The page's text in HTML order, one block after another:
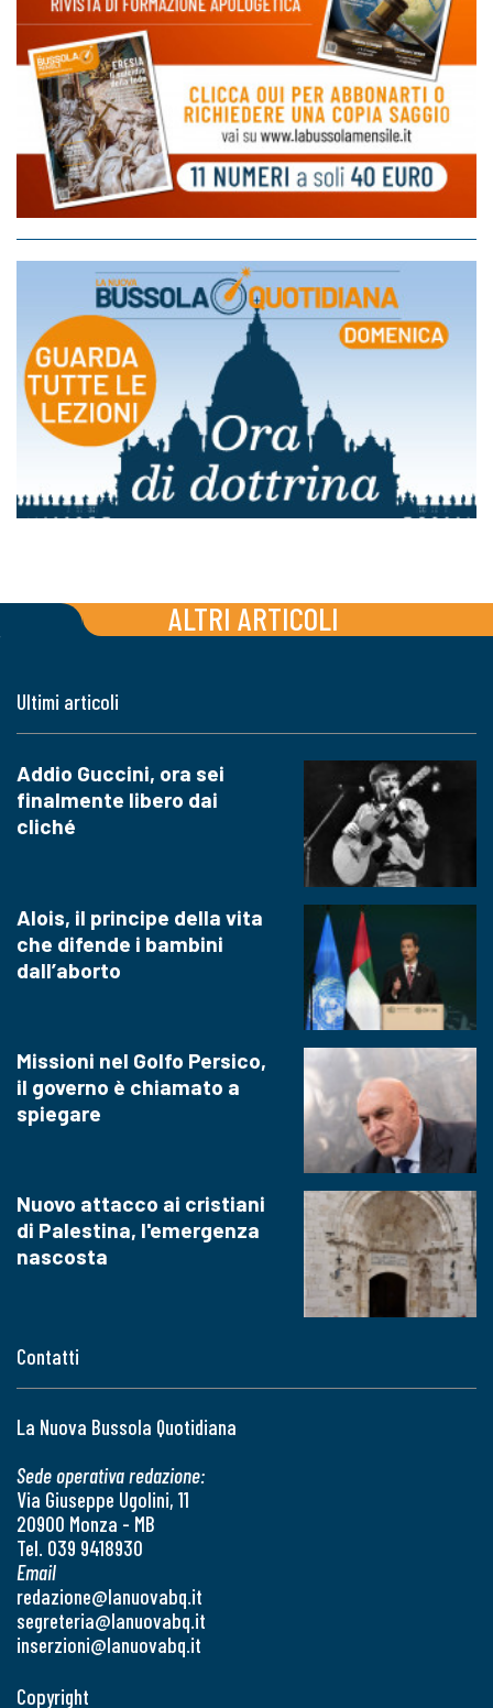
ALTRI ARTICOLI
Contatti
La Nuova Bussola Quotidiana
Sede operativa redazione:
Via Giuseppe Ugolini, 11
20900 Monza - MB
Tel. 039 9418930
Email
redazione@lanuovabq.it
segreteria@lanuovabq.it
inserzioni@lanuovabq.it
Ultimi articoli
Addio Guccini, ora sei
finalmente libero dai
cliché
Alois, il principe della vita
che difende i bambini
dall’aborto
Missioni nel Golfo Persico,
il governo è chiamato a
spiegare
Nuovo attacco ai cristiani
di Palestina, l'emergenza
nascosta
Copyright